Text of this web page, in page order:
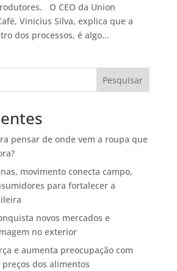
O CEO da Union
Vinicius Silva, explica que a
dos processos, é algo...
Pesquisar
pensar de onde vem a roupa que
movimento conecta campo,
para fortalecer a
novos mercados e
no exterior
e aumenta preocupação com
dos alimentos